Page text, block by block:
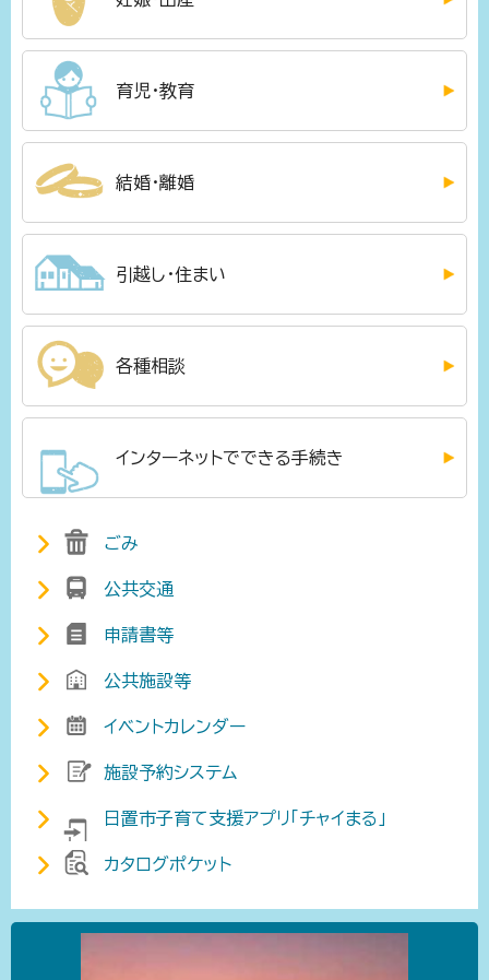
育児・教育
結婚・離婚
引越し・住まい
各種相談
インターネットでできる手続き
ごみ
公共交通
申請書等
公共施設等
イベントカレンダー
施設予約システム
日置市子育て支援アプリ「チャイまる」
カタログポケット